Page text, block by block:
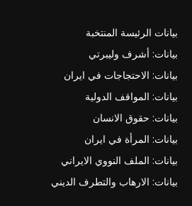
بيانات الرئيسة المنتخبة
بيانات: أشرف وليبرتي
بيانات: الاحتجاجات في ايران
بيانات: المواقف الدولية
بيانات: حقوق الانسان
بيانات: المرأة في ايران
بيانات: الملف النووي الايراني
بيانات: الارهاب والتطرف الديني